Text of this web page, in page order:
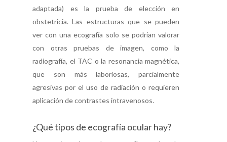
adaptada) es la prueba de elección en
obstetricia. Las estructuras que se pueden
ver con una ecografía solo se podrían valorar
con otras pruebas de imagen, como la
radiografía, el TAC o la resonancia magnética,
que son más laboriosas, parcialmente
agresivas por el uso de radiación o requieren
aplicación de contrastes intravenosos.
¿Qué tipos de ecografía ocular hay?